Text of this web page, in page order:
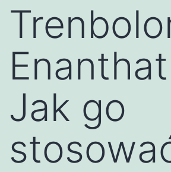
Jak go